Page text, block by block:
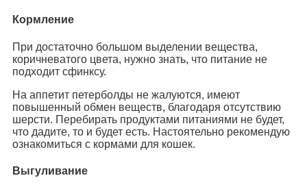
Кормление
При достаточно большом выделении вещества,
коричневатого цвета, нужно знать, что питание не
подходит сфинксу.
На аппетит петерболды не жалуются, имеют
повышенный обмен веществ, благодаря отсутствию
шерсти. Перебирать продуктами питаниями не будет,
что дадите, то и будет есть. Настоятельно рекомендую
ознакомиться с кормами для кошек.
Выгуливание